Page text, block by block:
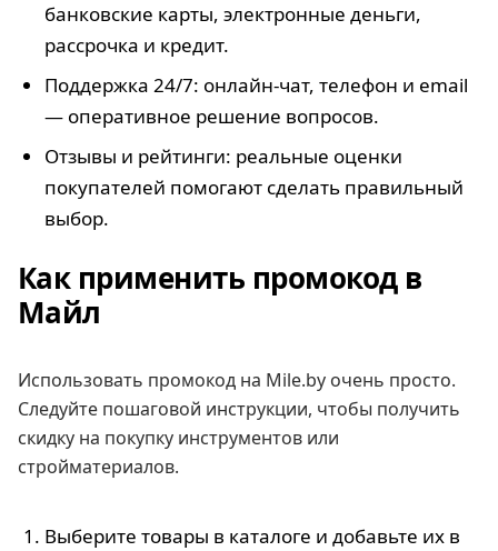
банковские карты, электронные деньги,
рассрочка и кредит.
Поддержка 24/7: онлайн-чат, телефон и email
— оперативное решение вопросов.
Отзывы и рейтинги: реальные оценки
покупателей помогают сделать правильный
выбор.
Как применить промокод в
Майл
Использовать промокод на Mile.by очень просто.
Следуйте пошаговой инструкции, чтобы получить
скидку на покупку инструментов или
стройматериалов.
Выберите товары в каталоге и добавьте их в